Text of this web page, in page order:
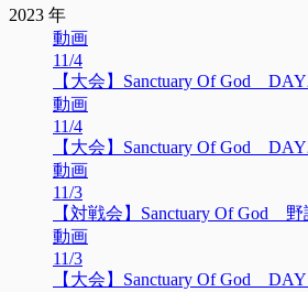
2023 年
動画
11/4
【大会】Sanctuary Of God
動画
11/4
【大会】Sanctuary Of God
動画
11/3
【対戦会】Sanctuary Of God 野
動画
11/3
【大会】Sanctuary Of God